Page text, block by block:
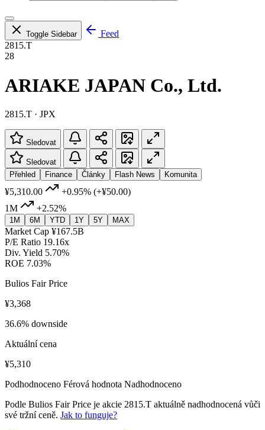
Toggle Sidebar
Feed
2815.T
28
ARIAKE JAPAN Co., Ltd.
2815.T · JPX
Sledovat
Sledovat
Přehled
Finance Články Flash News Komunita
¥5,310.00 +0.95% (+¥50.00)
1M
+2.52%
1M 6M YTD 1Y 5Y MAX
Market Cap ¥167.5B
P/E Ratio 19.16x
Div. Yield 5.70%
ROE 7.03%
Bulios Fair Price
¥3,368
36.6% downside
Aktuální cena
¥5,310
Podhodnoceno Férová hodnota Nadhodnoceno
Podle Bulios Fair Price je akcie 2815.T aktuálně nadhodnocená vůči
své tržní ceně. Jak to funguje?